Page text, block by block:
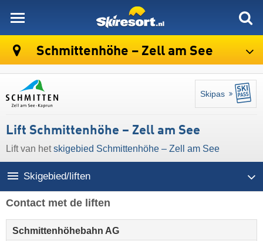
Schmittenhöhe – Zell am See
Skipas
Lift Schmittenhöhe – Zell am See
Lift van hetskigebied Schmittenhöhe – Zell am See
Skigebied/liften
Contact met de liften
Schmittenhöhebahn AG